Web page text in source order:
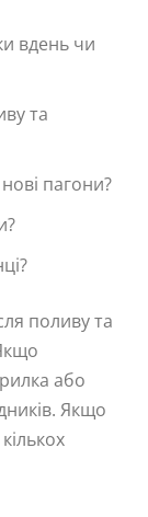
вдень чи
та
пагони?
поливу та
або
Якщо